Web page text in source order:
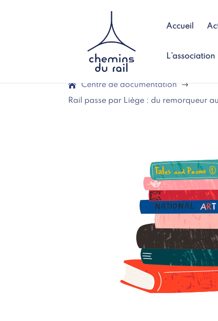
Accueil
L’association
Centre de documentation $
Rail passe par Liège : du remorqueur